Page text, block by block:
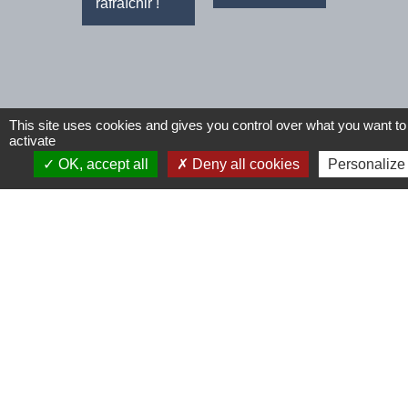
rafraîchir !
Voir tout
This site uses cookies and gives you control over what you want to
activate
OK, accept all
Deny all cookies Personalize